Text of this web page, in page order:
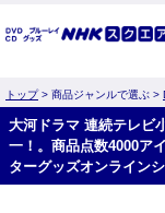
トップ> 商品ジャンルで選ぶ >
大河ドラマ 連続テレビ
一！。商品点数4000ア
ターグッズオンライン